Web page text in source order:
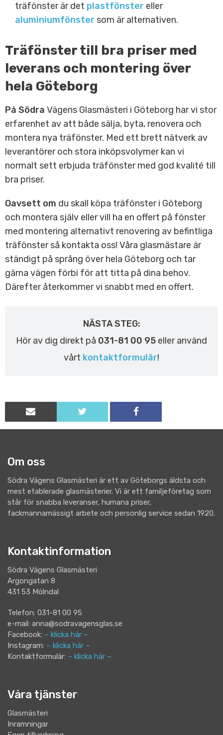
träfönster är det plastfönster eller
aluminiumfönster som är alternativen.
Träfönster till bra priser med
leverans och montering över
hela Göteborg
På Södra Vägens Glasmästeri i Göteborg har vi stor
erfarenhet av att både sälja, byta, renovera och
montera nya träfönster. Med ett brett nätverk av
leverantörer och stora inköpsvolymer kan vi
normalt sett erbjuda träfönster med god kvalité till
bra priser.
Oavsett om du skall köpa träfönster i Göteborg
och montera själv eller vill ha en offert på fönster
med montering alternativt renovering av befintliga
träfönster så kontakta oss! Våra glasmästare är
ständigt på språng över hela Göteborg och tar
gärna vägen förbi för att titta på dina behov.
Därefter återkommer vi snabbt med en offert.
NÄSTA STEG:
Hör av dig direkt på 031-81 00 95 eller använd
vårt kontaktformulär!
Om oss
Södra Vägens Glasmästeri är ett av Göteborgs äldsta och
mest etablerade glasmästerier. Vi är ett familjeföretag som
står för snabba leveranser, humana priser,
fackmannamässigt arbete och personlig service sedan 1920.
Kontaktinformation
Södra Vägens Glasmästeri
Argongatan 8
431 53 Mölndal
Telefon: 031-81 00 95
e-mail: anna@sodravagensglas.se
Facebook: – klicka här –
Instagram: – klicka här –
Kontaktformulär: – klicka här –
Våra tjänster
Glasmästeri
Inramningar